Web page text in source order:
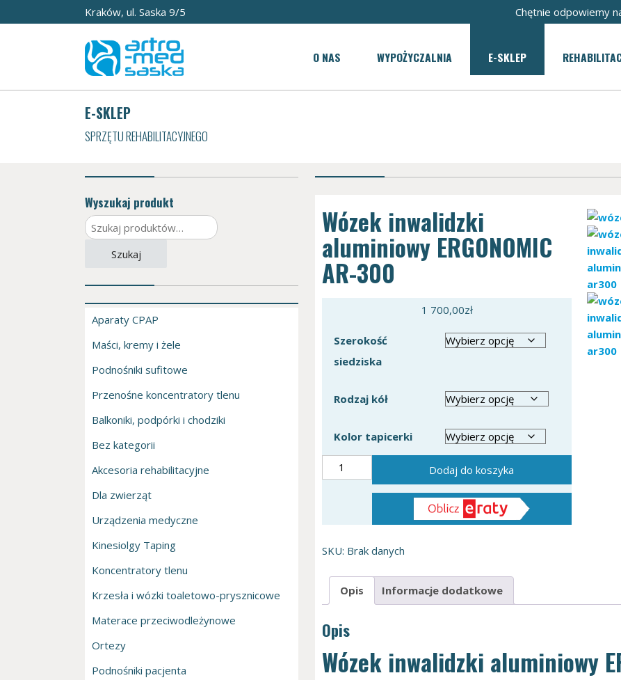
Kraków, ul. Saska 9/5 Chętnie odpowiemy
O NAS WYPOŻYCZALNIA E-SKLEP
E-SKLEP
SPRZĘTU REHABILITACYJNEGO
Wózek inwalidzki
aluminiowy ERGONOMIC
AR-300
1 700,00zł
Szerokość
siedziska
Rodzaj kół
Kolor tapicerki
ilość
Wózek
ERGONOMIC
AR-
Dodaj do koszyka
SKU: Brak danych
Opis Informacje dodatkowe
Opis
Wózek inwalidzki aluminiowy
Wyszukaj produkt
Szukaj:
Szukaj
Aparaty CPAP
Maści, kremy i żele
Podnośniki sufitowe
Przenośne koncentratory tlenu
Balkoniki, podpórki i chodziki
Bez kategorii
Akcesoria rehabilitacyjne
Dla zwierząt
Urządzenia medyczne
Kinesiolgy Taping
Koncentratory tlenu
Krzesła i wózki toaletowo-prysznicowe
Materace przeciwodleżynowe
Ortezy
Podnośniki pacjenta